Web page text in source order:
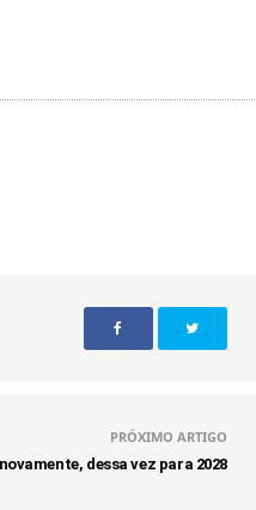
PRÓXIMO ARTIGO
dessa vez para 2028